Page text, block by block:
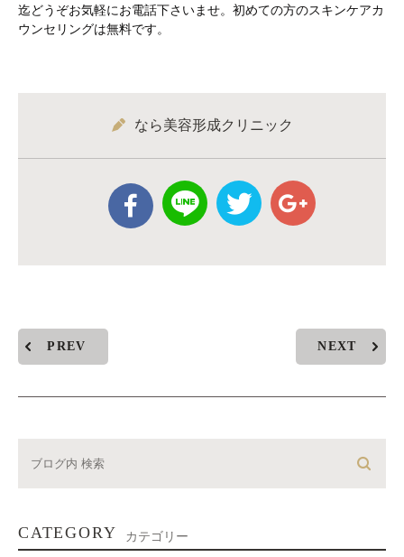
迄どうぞお気軽にお電話下さいませ。初めての方のスキンケアカ
ウンセリングは無料です。
なら美容形成クリニック
PREV NEXT
CATEGORY カテゴリー